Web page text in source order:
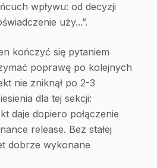
wpływu: od decyzji
uży...”.
kończyć się pytaniem
poprawę po kolejnych
nie zniknął po 2-3
dla tej sekcji:
daje dopiero połączenie
release. Bez stałej
dobrze wykonane